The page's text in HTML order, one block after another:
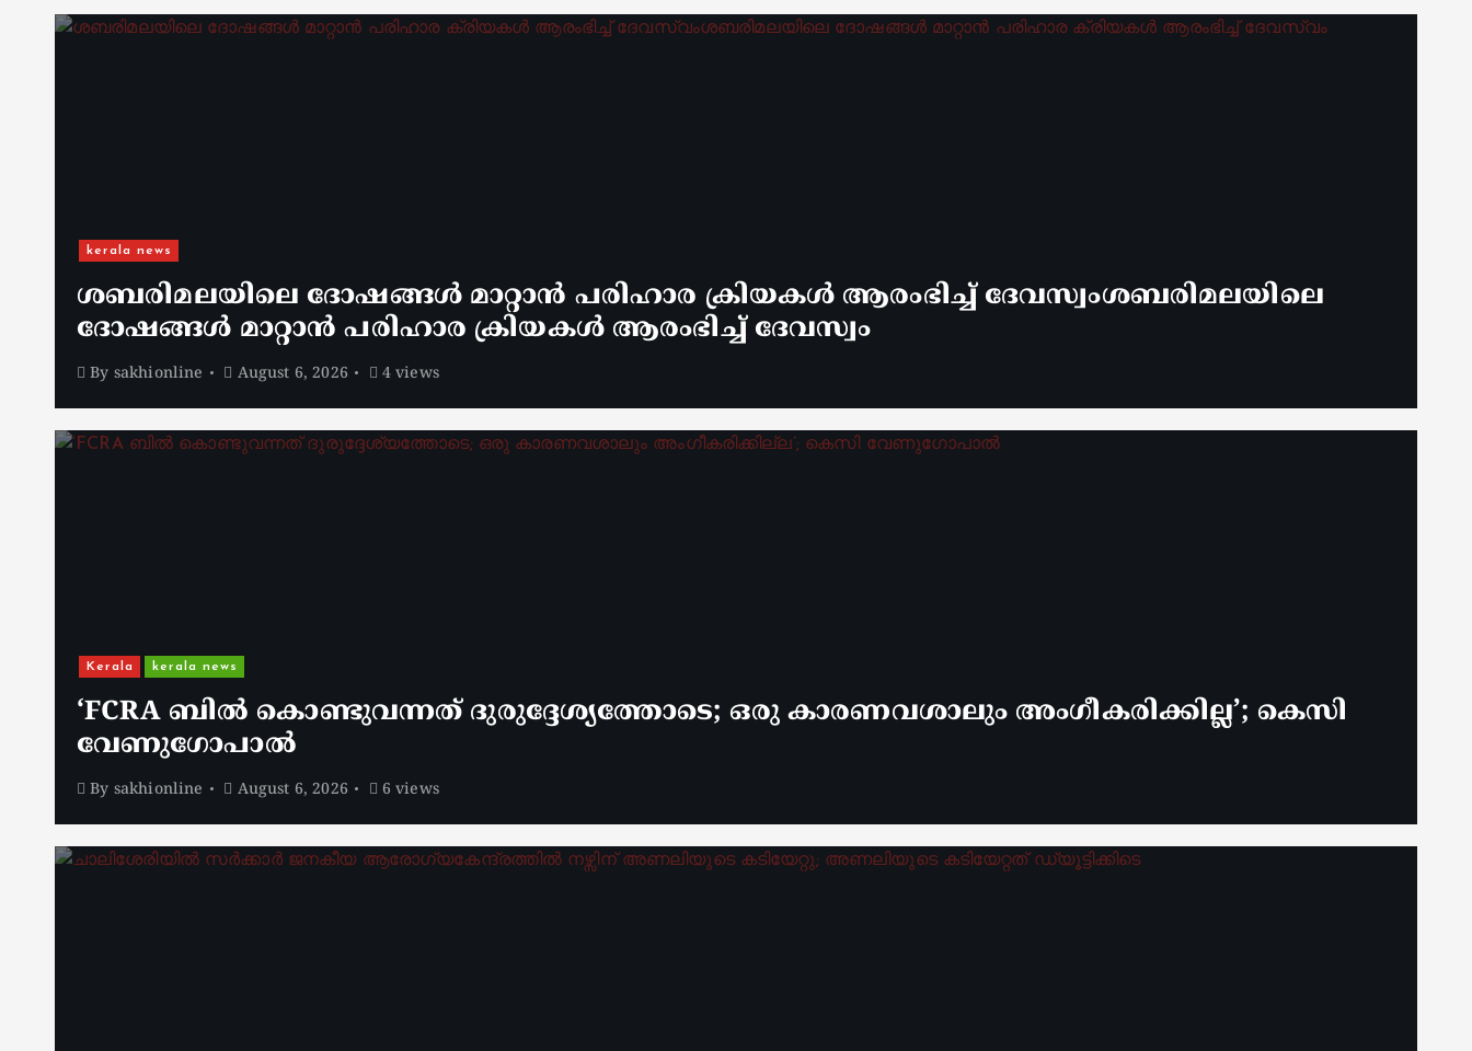
kerala news
ശബരിമലയിലെ ദോഷങ്ങൾ മാറ്റാൻ പരിഹാര ക്രിയകൾ ആരംഭിച്ച് ദേവസ്വംശബരിമലയിലെ
ദോഷങ്ങൾ മാറ്റാൻ പരിഹാര ക്രിയകൾ ആരംഭിച്ച് ദേവസ്വം
By sakhionline August 6, 2026 4 views
Kerala kerala news
‘FCRA ബിൽ കൊണ്ടുവന്നത് ദുരുദ്ദേശ്യത്തോടെ; ഒരു കാരണവശാലും അം​ഗീകരിക്കില്ല’; കെസി
വേണു​ഗോപാൽ
By sakhionline August 6, 2026 6 views